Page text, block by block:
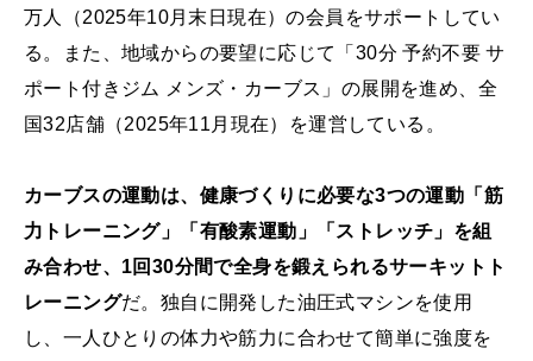
万人（2025年10月末日現在）の会員をサポートしてい
る。また、地域からの要望に応じて「30分 予約不要 サ
ポート付きジム メンズ・カーブス」の展開を進め、全
国32店舗（2025年11月現在）を運営している。
カーブスの運動は、健康づくりに必要な3つの運動「筋
力トレーニング」「有酸素運動」「ストレッチ」を組
み合わせ、1回30分間で全身を鍛えられるサーキットト
レーニングだ。独自に開発した油圧式マシンを使用
し、一人ひとりの体力や筋力に合わせて簡単に強度を